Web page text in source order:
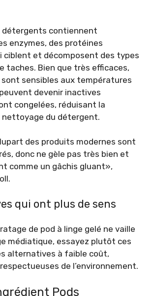
détergents contiennent
enzymes, des protéines
ciblent et décomposent des types
taches. Bien que très efficaces,
sont sensibles aux températures
devenir inactives
congelées, réduisant la
nettoyage du détergent.
des produits modernes sont
donc ne gèle pas très bien et
comme un gâchis gluant»,
qui ont plus de sens
de pod à linge gelé ne vaille
médiatique, essayez plutôt ces
alternatives à faible coût,
de l’environnement.
Pods